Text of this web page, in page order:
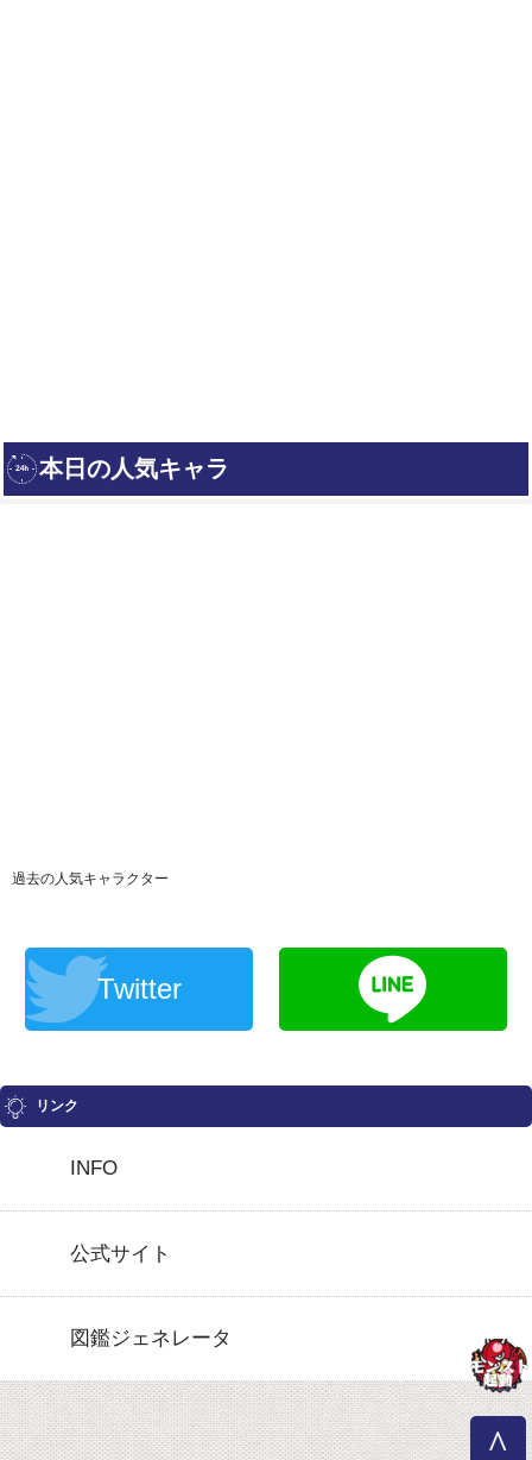
過去の人気キャラクター
Twitter
リンク
INFO
公式サイト
図鑑ジェネレータ